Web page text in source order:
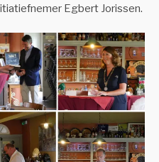
Egbert Jorissen.